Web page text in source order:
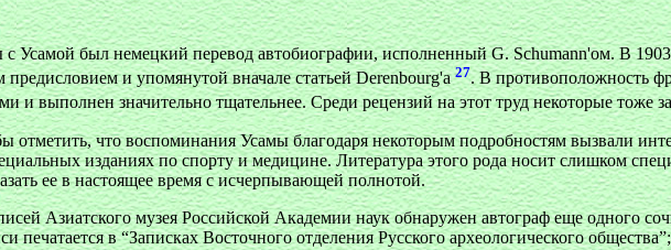
Усамой был немецкий перевод автобиографии, исполненный G. Schumann'ом. В
и упомянутой вначале статьей Derenbourg'a27. В противоположность
и выполнен значительно тщательнее. Среди рецензий на этот труд некоторые тоже
отметить, что воспоминания Усамы благодаря некоторым подробностям вызвали
изданиях по спорту и медицине. Литература этого рода носит слишком
ее в настоящее время с исчерпывающей полнотой.
Азиатского музея Российской Академии наук обнаружен автограф еще
печатается в “Записках Восточного отделения Русского археологического